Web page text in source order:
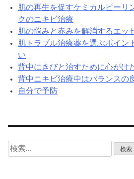
肌の再生を促すケミカルピーリ
クのニキビ治療
肌の悩みと赤みを解消するエッ
肌トラブル治療薬を選ぶポイン
い
背中にきびと治すために心がけ
背中ニキビ治療中はバランスの
自分で予防
検
索: